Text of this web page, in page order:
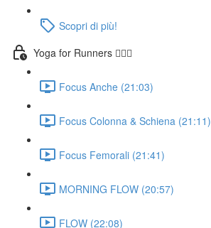
Scopri di più!
Yoga for Runners 🏃🏼‍♀️
Focus Anche (21:03)
Focus Colonna & Schiena (21:11)
Focus Femorali (21:41)
MORNING FLOW (20:57)
FLOW (22:08)